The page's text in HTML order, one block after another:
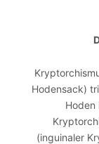
Hodensack)
Hoden
(inguinaler